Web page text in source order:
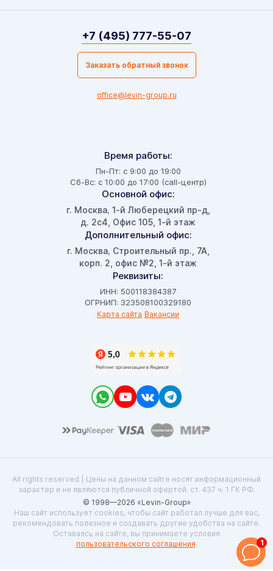
Время работы:
Пн-Пт: с 9:00 до 19:00
Сб-Вс: с 10:00 до 17:00 (call-центр)
Основной офис:
г. Москва, 1-й Люберецкий пр-д,
д. 2с4, Офис 105, 1-й этаж
Дополнительный офис:
г. Москва, Строительный пр., 7А,
корп. 2, офис №2, 1-й этаж
Реквизиты:
ИНН: 500118384387
ОГРНИП: 323508100329180
Карта сайта Вакансии
+7 (495) 777-55-07
Заказать обратный звонок
office@levin-group.ru
All rights reserved | Цены на данном сайте носят информационный
характер и не являются публичной офертой. ст. 437 ч. 1 ГК РФ.
© 1998—2026 «Levin-Group»
Наш сайт использует cookies, чтобы сайт работал лучше для вас,
рекомендовать полезное и создавать другие удобства на сайте.
Оставаясь на сайте, вы принимаете условия
пользовательского соглашения. 1